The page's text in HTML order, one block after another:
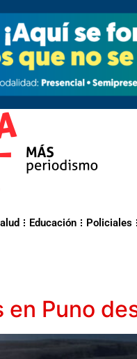
Educación Policiales
Puno